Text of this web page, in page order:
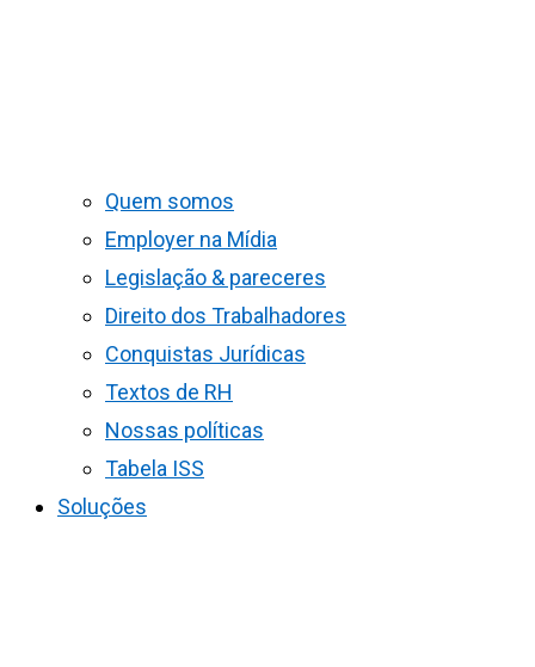
Quem somos
Employer na Mídia
Legislação & pareceres
Direito dos Trabalhadores
Conquistas Jurídicas
Textos de RH
Nossas políticas
Tabela ISS
Soluções